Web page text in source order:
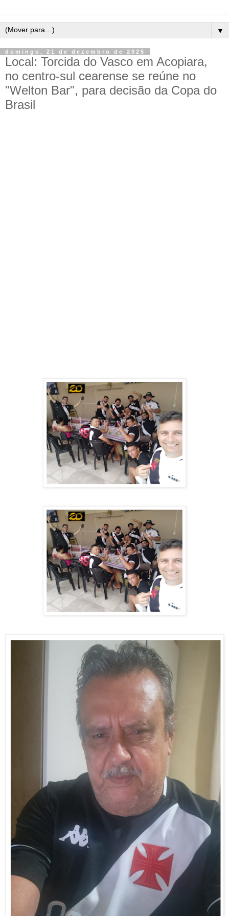
▼
domingo, 21 de dezembro de 2025
Local: Torcida do Vasco em Acopiara,
no centro-sul cearense se reúne no
"Welton Bar", para decisão da Copa do
Brasil